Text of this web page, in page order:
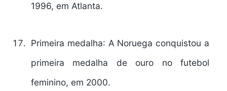
1996, em Atlanta.
Primeira medalha: A Noruega conquistou a
primeira medalha de ouro no futebol
feminino, em 2000.